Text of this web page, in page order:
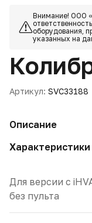
Внимание! ООО
оборудования,
указанных на
Артикул: SVC33188
Описание
Характеристики
Для версии с
без пульта